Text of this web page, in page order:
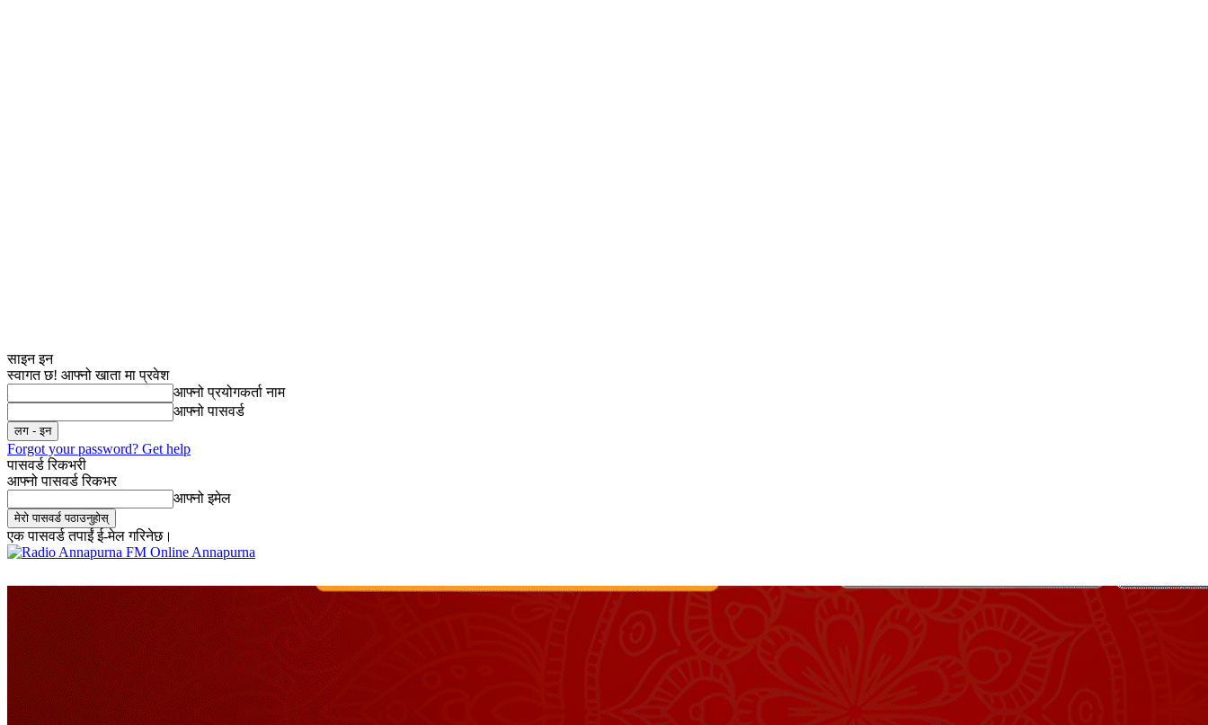
साइन इन
स्वागत छ! आफ्नो खाता मा प्रवेश
आफ्नो प्रयोगकर्ता नाम
आफ्नो पासवर्ड
Forgot your password? Get help
पासवर्ड रिकभरी
आफ्नो पासवर्ड रिकभर
आफ्नो इमेल
एक पासवर्ड तपाईं ई-मेल गरिनेछ।
Online Annapurna